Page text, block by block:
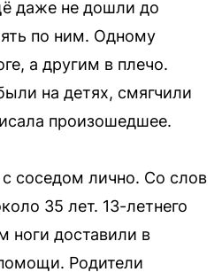
даже не дошли до
по ним. Одному
а другим в плечо.
на детях, смягчили
произошедшее.
соседом лично. Со слов
35 лет. 13-летнего
ноги доставили в
Родители